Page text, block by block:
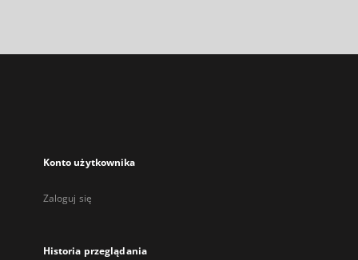
Konto użytkownika
Zaloguj się
Historia przeglądania